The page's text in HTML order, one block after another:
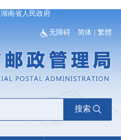
湖南省人民政府
无障碍 简体 |繁體
搜索